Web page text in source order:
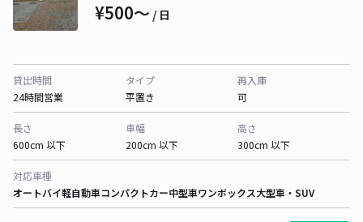
¥500〜 / 日
貸出時間
24時間営業
タイプ
平置き
再入庫
可
長さ
600cm 以下
車幅
200cm 以下
高さ
300cm 以下
対応車種
オートバイ軽自動車コンパクトカー中型車ワンボックス大型車・SUV